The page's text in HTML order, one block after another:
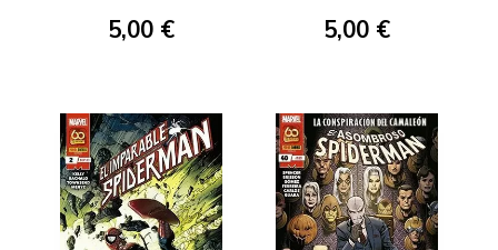
5,00 € 5,00 €